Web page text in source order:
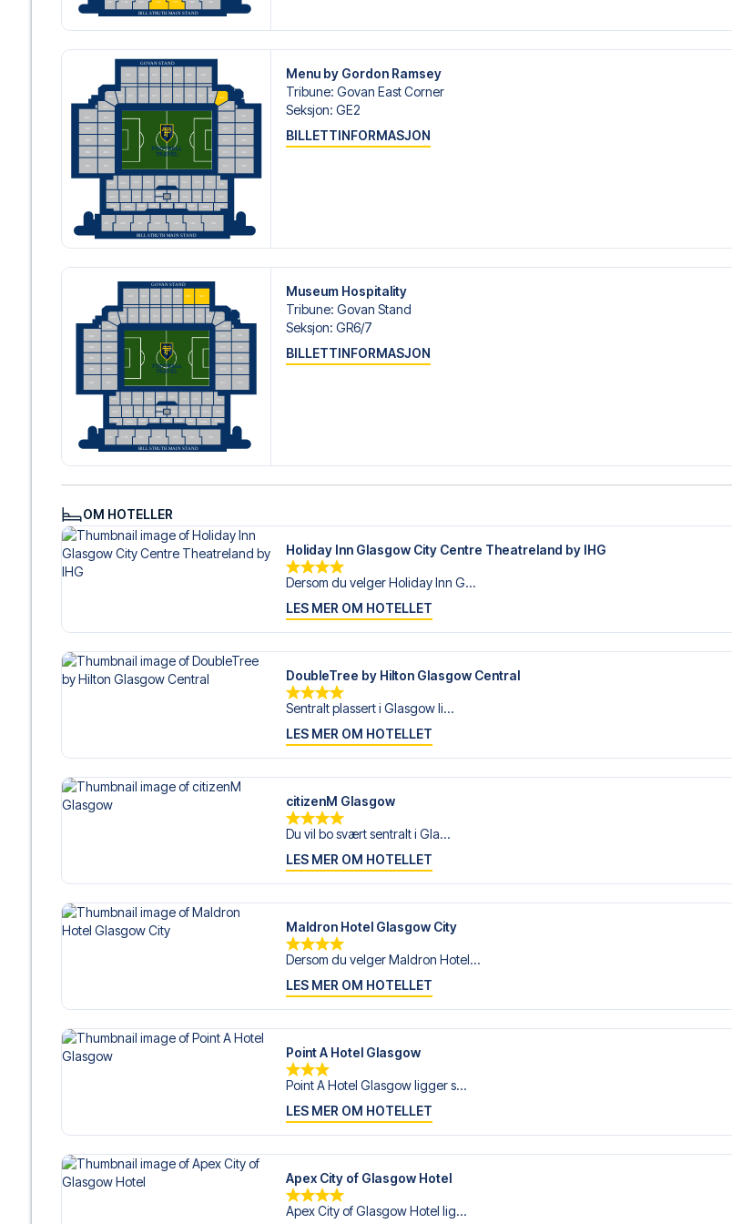
hjelp til å bestille reisen.
Er du klar for å oppleve Rangers på Ibrox mot St. Mirren? Kontakt oss idag, og la oss hjelpe deg med å realisere din
fotballreisedrøm!
Menu by Gordon Ramsey
Tribune: Govan East Corner
Seksjon: GE2
BILLETTINFORMASJON
Museum Hospitality
Tribune: Govan Stand
Seksjon: GR6/​7
BILLETTINFORMASJON
OM HOTELLER
Holiday Inn Glasgow City Centre Theatreland by IHG
Dersom du velger Holiday Inn G...
LES MER OM HOTELLET
DoubleTree by Hilton Glasgow Central
Sentralt plassert i Glasgow li...
LES MER OM HOTELLET
citizenM Glasgow
Du vil bo svært sentralt i Gla...
LES MER OM HOTELLET
Maldron Hotel Glasgow City
Dersom du velger Maldron Hotel...
LES MER OM HOTELLET
Point A Hotel Glasgow
Point A Hotel Glasgow ligger s...
LES MER OM HOTELLET
Apex City of Glasgow Hotel
Apex City of Glasgow Hotel lig...